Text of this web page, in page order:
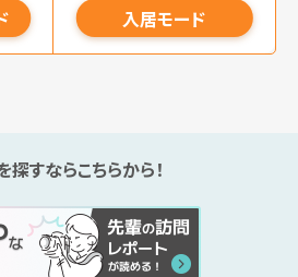
入居モード
探すならこちらから！